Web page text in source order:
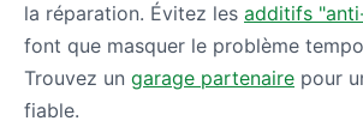
la réparation. Évitez les additifs
font que masquer le problème
Trouvez un garage partenaire pour
fiable.